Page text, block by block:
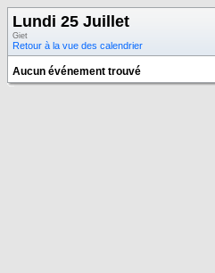
Lundi 25 Juillet
Giet
Retour à la vue des calendrier
Aucun événement trouvé